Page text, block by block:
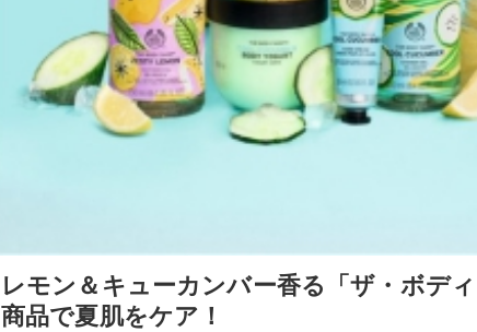
レモン＆キューカンバー香る「ザ・ボデ
商品で夏肌をケア！